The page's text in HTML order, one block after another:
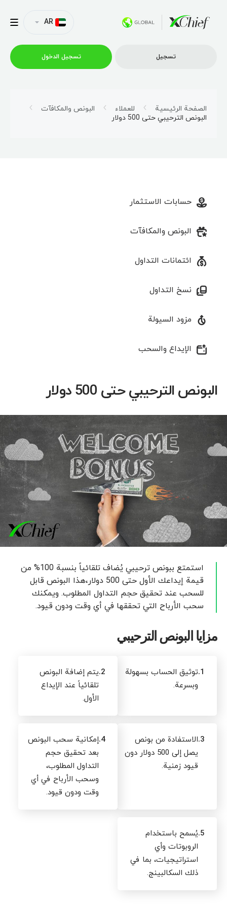
الشراكة
AR
تسجیل تسجیل الدخول
الصفحة الرئيسية للعملاء
البونص والمكافآت
البونص الترحيبي حتى 500 دولار
حسابات الاستثمار
البونص والمكافآت
ائتمانات التداول
نسخ التداول
مزود السيولة
الإیداع والسحب
البونص الترحيبي حتى 500 دولار
استمتع ببونص ترحيبي يُضاف تلقائياً بنسبة 100% من
قيمة إيداعك الأول حتى 500 دولار،هذا البونص قابل
للسحب عند تحقيق حجم التداول المطلوب. ويمكنك
سحب الأرباح التي تحققها في أي وقت ودون قيود.
مزايا البونص الترحيبي
1. توثيق الحساب بسهولة
وبسرعة.
2. يتم إضافة البونص
تلقائياً عند الإيداع
الأول.
3. الاستفادة من بونص
يصل إلى 500 دولار دون
قيود زمنية.
4. إمكانية سحب البونص
بعد تحقيق حجم
التداول المطلوب،
وسحب الأرباح في أي
وقت ودون قيود.
5. يُسمح باستخدام
الروبوتات وأي
استراتيجيات، بما في
ذلك السكالبينج.